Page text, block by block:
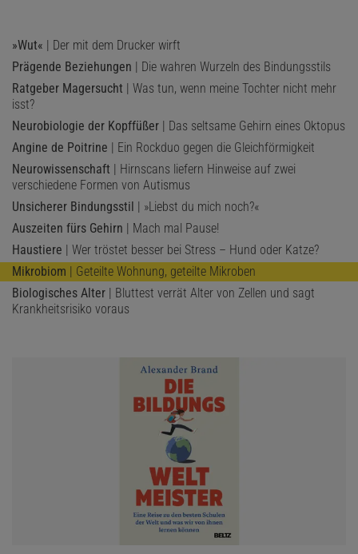
»Wut« | Der mit dem Drucker wirft
Prägende Beziehungen | Die wahren Wurzeln des Bindungsstils
Ratgeber Magersucht | Was tun, wenn meine Tochter nicht mehr
isst?
Neurobiologie der Kopffüßer | Das seltsame Gehirn eines Oktopus
Angine de Poitrine | Ein Rockduo gegen die Gleichförmigkeit
Neurowissenschaft | Hirnscans liefern Hinweise auf zwei
verschiedene Formen von Autismus
Unsicherer Bindungsstil | »Liebst du mich noch?«
Auszeiten fürs Gehirn | Mach mal Pause!
Haustiere | Wer tröstet besser bei Stress – Hund oder Katze?
Mikrobiom | Geteilte Wohnung, geteilte Mikroben
Biologisches Alter | Bluttest verrät Alter von Zellen und sagt
Krankheitsrisiko voraus